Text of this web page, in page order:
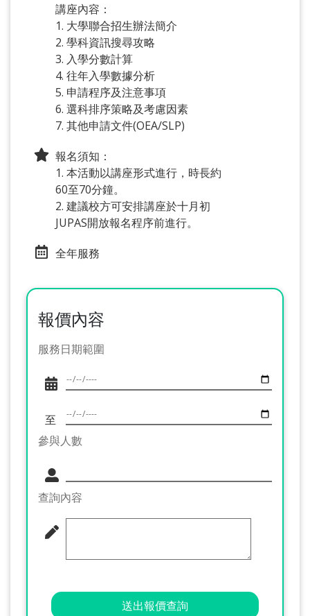
講座內容：
1. 大學聯合招生辦法簡介
2. 學科資訊搜尋攻略
3. 入學分數計算
4. 往年入學數據分析
5. 申請程序及注意事項
6. 選科排序策略及考慮因素
7. 其他申請文件(OEA/SLP)
報名須知：
1. 本活動以講座形式進行，時長約
60至70分鐘。
2. 建議校方可安排講座於十月初
JUPAS開放報名程序前進行。
全年服務
報價內容
服務日期範圍
至
參與人數
查詢內容
送出報價查詢